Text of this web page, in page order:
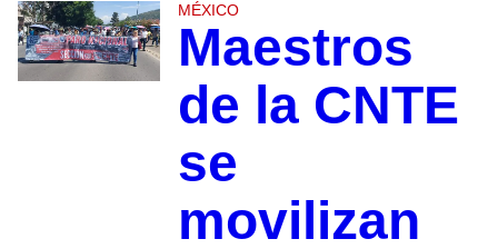
MÉXICO
Maestros
de la CNTE
se
movilizan